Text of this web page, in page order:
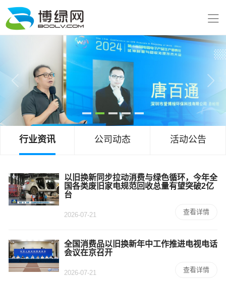
行业资讯 公司动态 活动公告
以旧换新同步拉动消费与绿色循环，今年全
国各类废旧家电规范回收总量有望突破2亿
台
2026-07-21 查看详情
全国消费品以旧换新年中工作推进电视电话
会议在京召开
2026-07-21 查看详情